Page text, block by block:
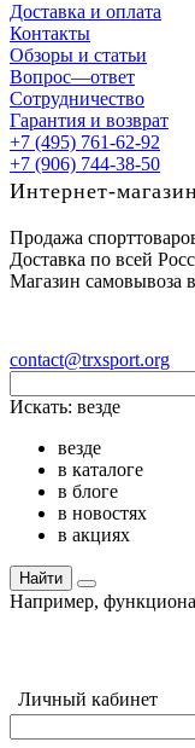
Доставка и оплата
Контакты
Обзоры и статьи
Вопрос—ответ
Сотрудничество
Гарантия и возврат
+7 (495) 761-62-92
+7 (906) 744-38-50
Интернет-
Продажа
Доставка по всей
Магазин самовывоза
contact@trxsport.org
Искать: везде
везде
в каталоге
в блоге
в новостях
в акциях
Найти
Например,
Личный кабинет